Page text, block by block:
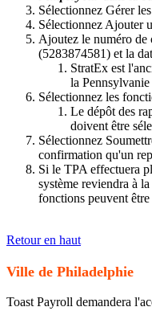
Sélectionnez Gérer
Sélectionnez Ajouter
Ajoutez le numéro de
(5283874581) et la
StratEx est
la
Sélectionnez les
Le dépôt des
doivent être
Sélectionnez
confirmation qu'un
Si le TPA effectuera
système reviendra à
fonctions peuvent être
Retour en haut
Ville de Philadelphie
Toast Payroll demandera